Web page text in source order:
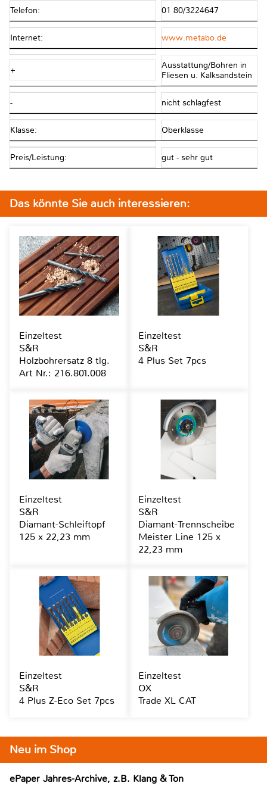
Telefon: 01 80/3224647
Internet: www.metabo.de
+
Ausstattung/Bohren in
Fliesen u. Kalksandstein
- nicht schlagfest
Klasse: Oberklasse
Preis/Leistung: gut - sehr gut
Neu im Shop
ePaper Jahres-Archive, z.B. Klang & Ton
Das könnte Sie auch interessieren:
Einzeltest
S&R
Holzbohrersatz 8 tlg.
Art Nr.: 216.801.008
Einzeltest
S&R
4 Plus Set 7pcs
Einzeltest
S&R
Diamant-Schleiftopf
125 x 22,23 mm
Einzeltest
S&R
Diamant-Trennscheibe
Meister Line 125 x
22,23 mm
Einzeltest
S&R
4 Plus Z-Eco Set 7pcs
Einzeltest
OX
Trade XL CAT